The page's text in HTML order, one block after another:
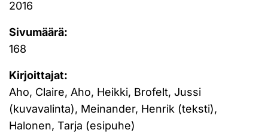
2016
Sivumäärä:
168
Kirjoittajat:
Aho, Claire, Aho, Heikki, Brofelt, Jussi
(kuvavalinta), Meinander, Henrik (teksti),
Halonen, Tarja (esipuhe)